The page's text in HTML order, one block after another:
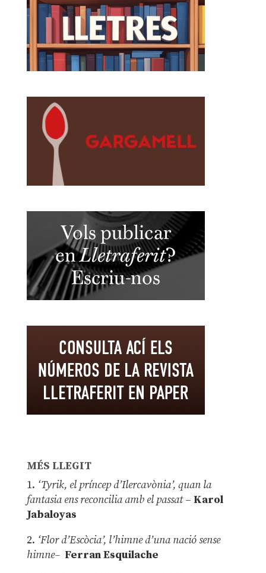
MÉS LLEGIT
1. ‘Tyrik, el príncep d’Ilercavònia’, quan la
fantasia ens reconcilia amb el passat– Karol
Jabaloyas
2. ‘Flor d’Escòcia’, l’himne d’una nació sense
himne– Ferran Esquilache